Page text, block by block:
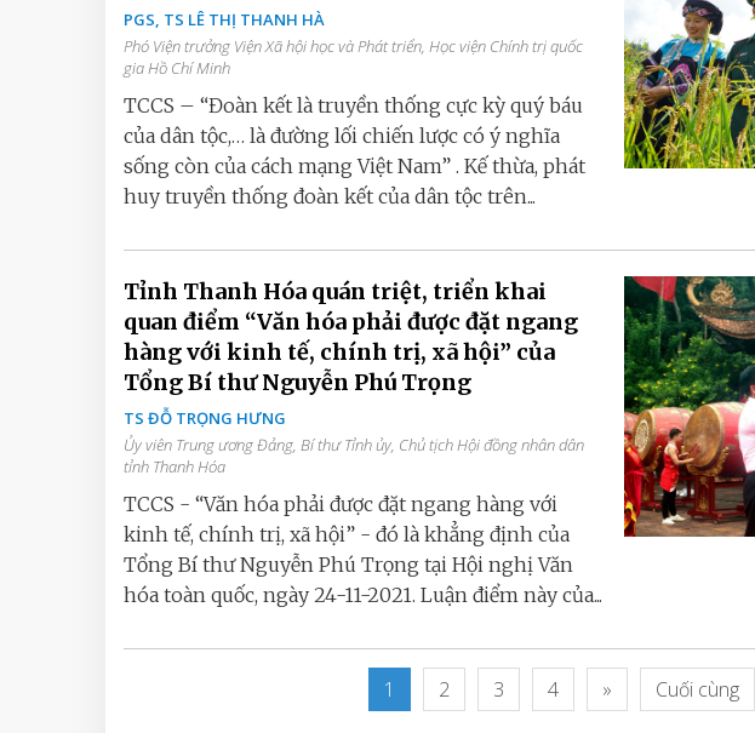
PGS, TS LÊ THỊ THANH HÀ
Phó Viện trưởng Viện Xã hội học và Phát triển, Học viện Chính trị quốc
gia Hồ Chí Minh
TCCS – “Đoàn kết là truyền thống cực kỳ quý báu
của dân tộc,… là đường lối chiến lược có ‎ý nghĩa
sống còn của cách mạng Việt Nam” . Kế thừa, phát
huy truyền thống đoàn kết của dân tộc trên...
Tỉnh Thanh Hóa quán triệt, triển khai
quan điểm “Văn hóa phải được đặt ngang
hàng với kinh tế, chính trị, xã hội” của
Tổng Bí thư Nguyễn Phú Trọng
TS ĐỖ TRỌNG HƯNG
Ủy viên Trung ương Đảng, Bí thư Tỉnh ủy, Chủ tịch Hội đồng nhân dân
tỉnh Thanh Hóa
TCCS - “Văn hóa phải được đặt ngang hàng với
kinh tế, chính trị, xã hội” - đó là khẳng định của
Tổng Bí thư Nguyễn Phú Trọng tại Hội nghị Văn
hóa toàn quốc, ngày 24-11-2021. Luận điểm này của...
1 2 3 4 » Cuối cùng